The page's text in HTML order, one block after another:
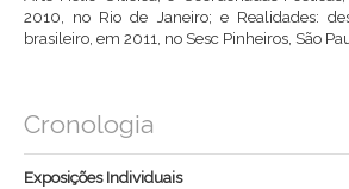
2010, no Rio de Janeiro; e Realidades:
brasileiro, em 2011, no Sesc Pinheiros, São
Cronologia
Exposições Individuais